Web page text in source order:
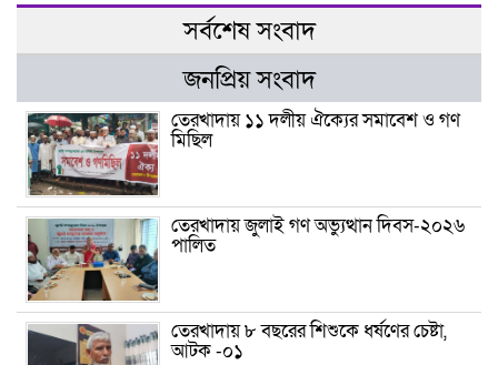
সর্বশেষ সংবাদ
জনপ্রিয় সংবাদ
তেরখাদায় ১১ দলীয় ঐক্যের সমাবেশ ও গণ
মিছিল
তেরখাদায় জুলাই গণ অভ্যুত্থান দিবস-২০২৬
পালিত
তেরখাদায় ৮ বছরের শিশুকে ধর্ষণের চেষ্টা,
আটক -০১